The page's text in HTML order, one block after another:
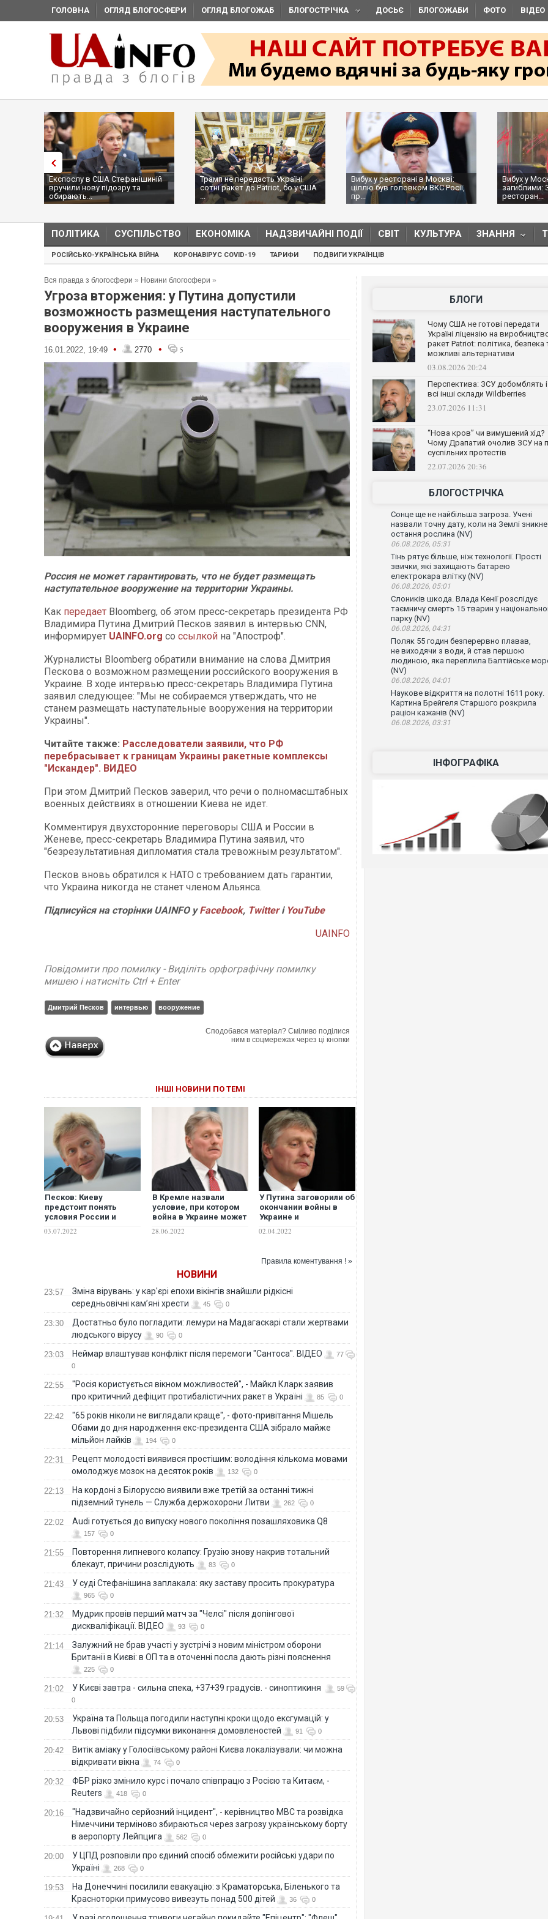
ГОЛОВНА ОГЛЯД БЛОГОСФЕРИ ОГЛЯД БЛОГОЖАБ БЛОГОСТРІЧКА ДОСЬЄ БЛОГОЖАБИ ФОТО ВІДЕО
Експослу в США Стефанішиній
вручили нову підозру та
обирають...
Трамп не передасть Україні
сотні ракет до Patriot, бо у США
...
Вибух у ресторані в Москві:
ціллю був головком ВКС Росії,
пр...
Вибух у
загиблими:
ресторан...
ПОЛІТИКА СУСПІЛЬСТВО ЕКОНОМІКА НАДЗВИЧАЙНІ ПОДІЇ СВІТ КУЛЬТУРА ЗНАННЯ
РОСІЙСЬКО-УКРАЇНСЬКА ВІЙНА КОРОНАВІРУС COVID-19 ТАРИФИ ПОДВИГИ УКРАЇНЦІВ
Вся правда з блогосфери » Новини блогосфери »
Угроза вторжения: у Путина допустили
возможность размещения наступательного
вооружения в Украине
16.01.2022, 19:49 • 2770 • 5
Россия не может гарантировать, что не будет размещать
наступательное вооружение на территории Украины.
Как передает Bloomberg, об этом пресс-секретарь президента РФ
Владимира Путина Дмитрий Песков заявил в интервью CNN,
информирует UAINFO.org со ссылкой на "Апостроф".
Журналисты Bloomberg обратили внимание на слова Дмитрия
Пескова о возможном размещении российского вооружения в
Украине. В ходе интервью пресс-секретарь Владимира Путина
заявил следующее: "Мы не собираемся утверждать, что не
станем размещать наступательные вооружения на территории
Украины".
Читайте также: Расследователи заявили, что РФ
перебрасывает к границам Украины ракетные комплексы
"Искандер". ВИДЕО
При этом Дмитрий Песков заверил, что речи о полномасштабных
военных действиях в отношении Киева не идет.
Комментируя двухсторонние переговоры США и России в
Женеве, пресс-секретарь Владимира Путина заявил, что
"безрезультативная дипломатия стала тревожным результатом".
Песков вновь обратился к НАТО с требованием дать гарантии,
что Украина никогда не станет членом Альянса.
Підписуйся на сторінки UAINFO уFacebook, Twitterі YouTube
UAINFO
Повідомити про помилку - Виділіть орфографічну помилку
мишею і натисніть Ctrl + Enter
Дмитрий Песков интервью вооружение
Сподобався матеріал? Сміливо поділися
ним в соцмережах через ці кнопки
ІНШІ НОВИНИ ПО ТЕМІ
Песков: Киеву
предстоит понять
условия России и
03.07.2022
В Кремле назвали
условие, при котором
война в Украине может
суток"
28.06.2022
У Путина заговорили об
окончании войны в
Украине и
фейковым разгромом
02.04.2022
Правила коментування ! »
НОВИНИ
23:57
Зміна вірувань: у кар'єрі епохи вікінгів знайшли рідкісні
середньовічні кам’яні хрести
45 0
23:30
Достатньо було погладити: лемури на Мадагаскарі стали жертвами
людського вірусу
90 0
23:03 Неймар влаштував конфлікт після перемоги "Сантоса". ВІДЕО
77
0
22:55
"Росія користується вікном можливостей", - Майкл Кларк заявив
про критичний дефіцит протибалістичних ракет в Україні
85 0
22:42
"65 років ніколи не виглядали краще", - фото-привітання Мішель
Обами до дня народження екс-президента США зібрало майже
мільйон лайків
194 0
22:31
Рецепт молодості виявився простішим: володіння кількома мовами
омолоджує мозок на десяток років
132 0
22:13
На кордоні з Білоруссю виявили вже третій за останні тижні
підземний тунель — Служба держохорони Литви
262 0
22:02 Audi готується до випуску нового покоління позашляховика Q8
157 0
21:55
Повторення липневого колапсу: Грузію знову накрив тотальний
блекаут, причини розслідують
83 0
21:43 У суді Стефанішина заплакала: яку заставу просить прокуратура
965 0
21:32
Мудрик провів перший матч за "Челсі" після допінгової
дискваліфікації. ВІДЕО
93 0
21:14
Залужний не брав участі у зустрічі з новим міністром оборони
Британії в Києві: в ОП та в оточенні посла дають різні пояснення
225 0
21:02 У Києві завтра - сильна спека, +37+39 градусів. - синоптикиня
59
0
20:53
Україна та Польща погодили наступні кроки щодо ексгумацій: у
Львові підбили підсумки виконання домовленостей
91 0
20:42
Витік аміаку у Голосіївському районі Києва локалізували: чи можна
відкривати вікна
74 0
20:32
ФБР різко змінило курс і почало співпрацю з Росією та Китаєм, -
Reuters
418 0
20:16
"Надзвичайно серйозний інцидент", - керівництво МВС та розвідка
Німеччини терміново збираються через загрозу українському борту
в аеропорту Лейпцига
562 0
20:00
У ЦПД розповіли про єдиний спосіб обмежити російські удари по
Україні
268 0
19:53
На Донеччині посилили евакуацію: з Краматорська, Біленького та
Красноторки примусово вивезуть понад 500 дітей
36 0
БЛОГИ
Чому США не готові передати
Україні ліцензію на
ракет Patriot: політика, безпека
можливі альтернативи
03.08.2026 20:24
Перспектива: ЗСУ добомблять і
всі інші склади Wildberries
23.07.2026 11:31
“Нова кров” чи вимушений хід?
Чому Драпатий очолив ЗСУ на
суспільних протестів
22.07.2026 20:36
БЛОГОСТРІЧКА
Сонце ще не найбільша загроза. Учені
назвали точну дату, коли на Землі зникне
остання рослина (NV)
06.08.2026, 05:31
Тінь рятує більше, ніж технології. Прості
звички, які захищають батарею
електрокара влітку (NV)
06.08.2026, 05:01
Слоників шкода. Влада Кенії розслідує
таємничу смерть 15 тварин у
парку (NV)
06.08.2026, 04:31
Поляк 55 годин безперервно плавав,
не виходячи з води, й став першою
людиною, яка переплила Балтійське
(NV)
06.08.2026, 04:01
Наукове відкриття на полотні 1611 року.
Картина Брейгеля Старшого розкрила
раціон кажанів (NV)
06.08.2026, 03:31
ІНФОГРАФІКА
Українські надзвичайники
під час ліквідації
Неймар влаштував